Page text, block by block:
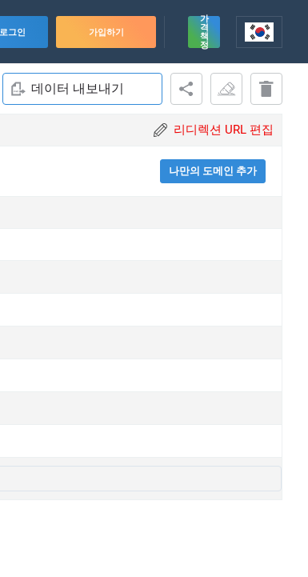
로그인 가입하기
가
격
책
정
데이터 내보내기
리디렉션 URL 편집
나만의 도메인 추가